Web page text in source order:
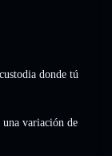
donde tú
variación de